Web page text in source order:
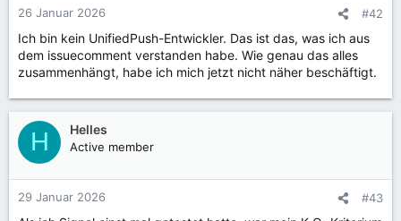
26 Januar 2026 #42
Ich bin kein UnifiedPush-Entwickler. Das ist das, was ich aus
dem issuecomment verstanden habe. Wie genau das alles
zusammenhängt, habe ich mich jetzt nicht näher beschäftigt.
H Helles
Active member
29 Januar 2026 #43